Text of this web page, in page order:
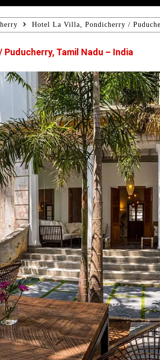
Hotel La Villa, Pondicherry /
Tamil Nadu – India